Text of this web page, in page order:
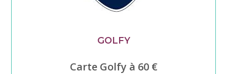
GOLFY
Carte Golfy à 60 €